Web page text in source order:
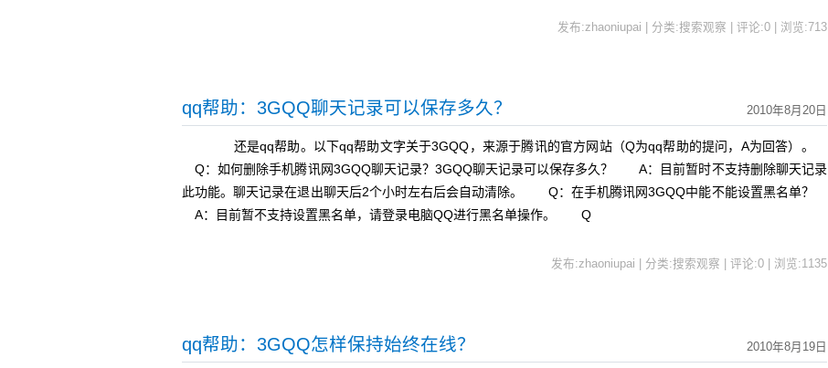
发布:zhaoniupai | 分类:搜索观察 | 评论:0 | 浏览: 713
2010年8月20日
qq帮助：3GQQ聊天记录可以保存多久？
还是qq帮助。以下qq帮助文字关于3GQQ，来源于腾讯的官方网站（Q为qq帮助的提问，A为回答）。
Q：如何删除手机腾讯网3GQQ聊天记录？3GQQ聊天记录可以保存多久？ A：目前暂时不支持删除聊天记录
此功能。聊天记录在退出聊天后2个小时左右后会自动清除。 Q：在手机腾讯网3GQQ中能不能设置黑名单？
A：目前暂不支持设置黑名单，请登录电脑QQ进行黑名单操作。 Q
发布:zhaoniupai | 分类:搜索观察 | 评论:0 | 浏览:1135
2010年8月19日
qq帮助：3GQQ怎样保持始终在线？